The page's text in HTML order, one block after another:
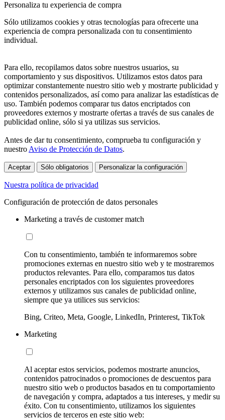
Personaliza tu experiencia de compra
Sólo utilizamos cookies y otras tecnologías para ofrecerte una
experiencia de compra personalizada con tu consentimiento
individual.
Para ello, recopilamos datos sobre nuestros usuarios, su
comportamiento y sus dispositivos. Utilizamos estos datos para
optimizar constantemente nuestro sitio web y mostrarte publicidad y
contenidos personalizados, así como para analizar las estadísticas de
uso. También podemos comparar tus datos encriptados con
proveedores externos y mostrarte ofertas a través de sus canales de
publicidad online, sólo si ya utilizas sus servicios.
Antes de dar tu consentimiento, comprueba tu configuración y
nuestro Aviso de Protección de Datos.
Aceptar Sólo obligatorios Personalizar la configuración
Nuestra política de privacidad
Configuración de protección de datos personales
Marketing a través de customer match
Con tu consentimiento, también te informaremos sobre
promociones externas en nuestro sitio web y te mostraremos
productos relevantes. Para ello, comparamos tus datos
personales encriptados con los siguientes proveedores
externos y utilizamos sus canales de publicidad online,
siempre que ya utilices sus servicios:
Bing, Criteo, Meta, Google, LinkedIn, Printerest, TikTok
Marketing
Al aceptar estos servicios, podemos mostrarte anuncios,
contenidos patrocinados o promociones de descuentos para
nuestro sitio web o productos basados en tu comportamiento
de navegación y compra, adaptados a tus intereses, y medir su
éxito. Con tu consentimiento, utilizamos los siguientes
servicios de terceros en este sitio web: